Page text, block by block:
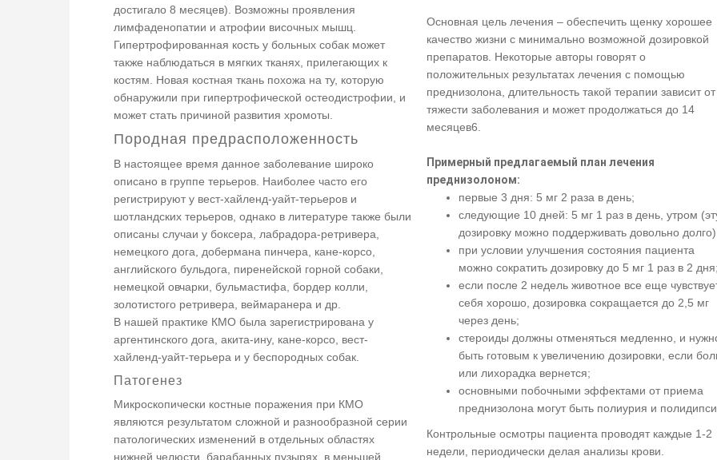
достигало 8 месяцев). Возможны проявления
лимфаденопатии и атрофии височных мышц.
Гипертрофированная кость у больных собак может
также наблюдаться в мягких тканях, прилегающих к
костям. Новая костная ткань похожа на ту, которую
обнаружили при гипертрофической остеодистрофии, и
может стать причиной развития хромоты.
Породная предрасположенность
В настоящее время данное заболевание широко
описано в группе терьеров. Наиболее часто его
регистрируют у вест-хайленд-уайт-терьеров и
шотландских терьеров, однако в литературе также были
описаны случаи у боксера, лабрадора-ретривера,
немецкого дога, добермана пинчера, кане-корсо,
английского бульдога, пиренейской горной собаки,
немецкой овчарки, бульмастифа, бордер колли,
золотистого ретривера, веймаранера и др.
В нашей практике КМО была зарегистрирована у
аргентинского дога, акита-ину, кане-корсо, вест-
хайленд-уайт-терьера и у беспородных собак.
Патогенез
Микроскопически костные поражения при КMO
являются результатом сложной и разнообразной серии
патологических изменений в отдельных областях
нижней челюсти, барабанных пузырях, в меньшей
Основная цель лечения – обеспечить щенку хорошее
качество жизни с минимально возможной дозировкой
препаратов. Некоторые авторы говорят о
положительных результатах лечения с помощью
преднизолона, длительность такой терапии зависит от
тяжести заболевания и может продолжаться до 14
месяцев6.
Примерный предлагаемый план лечения
преднизолоном:
первые 3 дня: 5 мг 2 раза в день;
следующие 10 дней: 5 мг 1 раз в день, утром
дозировку можно поддерживать довольно
при условии улучшения состояния пациента
можно сократить дозировку до 5 мг 1 раз в 2
если после 2 недель животное все еще
себя хорошо, дозировка сокращается до 2,5 мг
через день;
стероиды должны отменяться медленно, и
быть готовым к увеличению дозировки, если
или лихорадка вернется;
основными побочными эффектами от приема
преднизолона могут быть полиурия и
Контрольные осмотры пациента проводят каждые 1-2
недели, периодически делая анализы крови.